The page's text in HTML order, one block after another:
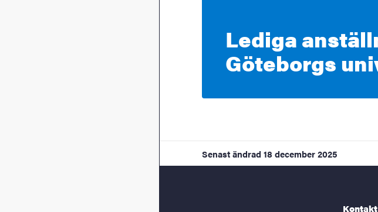
Lediga
Göteborgs
Senast ändrad 18 december 2025
Kontakt